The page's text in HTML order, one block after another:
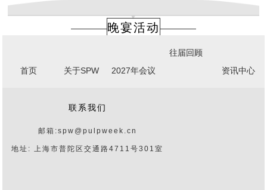
晚宴活动
首页 关于SPW 2027年会议
往届回顾
资讯中心
联系我们
邮箱:spw@pulpweek.cn
地址: 上海市普陀区交通路4711号301室